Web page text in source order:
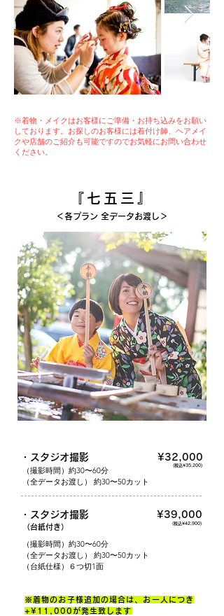
※着物・メイクはお客様にご準備・お持ち込みをお願い
しております。お探しのお客様には着付け師、ヘアメイ
クや店舗のご紹介も可能ですのでお気軽にお問い合わせ
ください。
＜各プラン 全データお渡し＞
・スタジオ撮影
¥32,000
（撮影時間）約30〜60分
（全データお渡し） 約30〜50カット
・スタジオ撮影 ¥39,000
（撮影時間）約30〜60分
（全データお渡し） 約30〜50カット
​（台紙仕様）６つ切1面
※着物のお子様追加の場合は、お一人につき
+¥11,000が発生致します
『七五三』
（台紙付き）
(税込¥35,200)
(税込¥42,900)